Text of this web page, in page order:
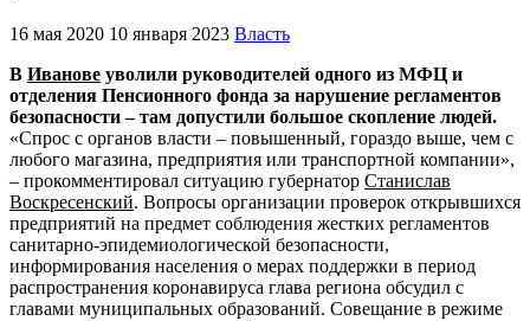
16 мая 2020 10 января 2023 Власть
В Иванове уволили руководителей одного из МФЦ и
отделения Пенсионного фонда за нарушение регламентов
безопасности – там допустили большое скопление людей.
«Спрос с органов власти – повышенный, гораздо выше, чем с
любого магазина, предприятия или транспортной компании»,
– прокомментировал ситуацию губернатор Станислав
Воскресенский. Вопросы организации проверок открывшихся
предприятий на предмет соблюдения жестких регламентов
санитарно-эпидемиологической безопасности,
информирования населения о мерах поддержки в период
распространения коронавируса глава региона обсудил с
главами муниципальных образований. Совещание в режиме